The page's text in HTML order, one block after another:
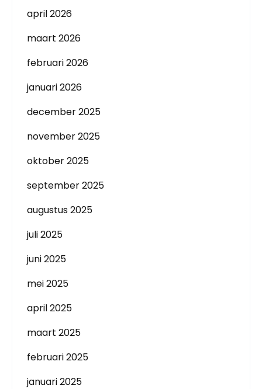
april 2026
maart 2026
februari 2026
januari 2026
december 2025
november 2025
oktober 2025
september 2025
augustus 2025
juli 2025
juni 2025
mei 2025
april 2025
maart 2025
februari 2025
januari 2025